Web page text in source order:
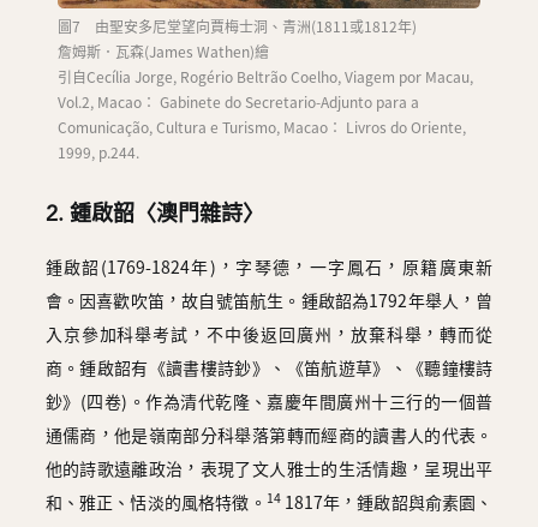
圖7 由聖安多尼堂望向賈梅士洞、青洲(1811或1812年)
詹姆斯．瓦森(James Wathen)繪
引自Cecília Jorge, Rogério Beltrão Coelho, Viagem por Macau,
Vol.2, Macao： Gabinete do Secretario-Adjunto para a
Comunicação, Cultura e Turismo, Macao： Livros do Oriente,
1999, p.244.
2. 鍾啟韶〈澳門雜詩〉
鍾啟韶(1769-1824年)，字琴德，一字鳳石，原籍廣東新
會。因喜歡吹笛，故自號笛航生。鍾啟韶為1792年舉人，曾
入京參加科舉考試，不中後返回廣州，放棄科舉，轉而從
商。鍾啟韶有《讀書樓詩鈔》、《笛航遊草》、《聽鐘樓詩
鈔》(四卷)。作為清代乾隆、嘉慶年間廣州十三行的一個普
通儒商，他是嶺南部分科舉落第轉而經商的讀書人的代表。
他的詩歌遠離政治，表現了文人雅士的生活情趣，呈現出平
和、雅正、恬淡的風格特徵。 141817年，鍾啟韶與俞素園、